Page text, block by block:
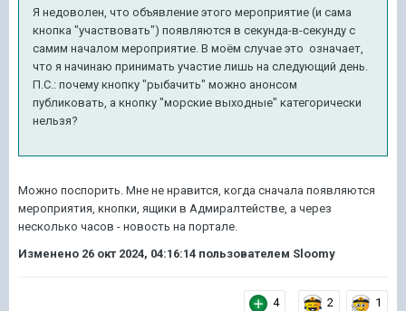
Я недоволен, что объявление этого мероприятие (и сама
кнопка "участвовать") появляются в секунда-в-секунду с
самим началом мероприятие. В моём случае это означает,
что я начинаю принимать участие лишь на следующий день.
П.С.: почему кнопку "рыбачить" можно анонсом
публиковать, а кнопку "морские выходные" категорически
нельзя?
Можно поспорить. Мне не нравится, когда сначала появляются
мероприятия, кнопки, ящики в Адмиралтействе, а через
несколько часов - новость на портале.
Изменено 26 окт 2024, 04:16:14 пользователем Sloomy
4 2 1